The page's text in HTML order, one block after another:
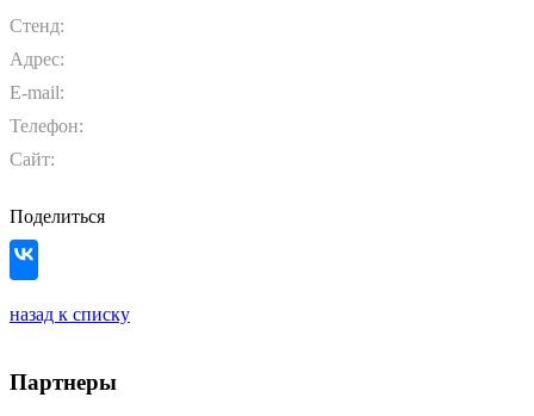
Стенд:
Адрес:
E-mail:
Телефон:
Сайт:
Поделиться
назад к списку
Партнеры